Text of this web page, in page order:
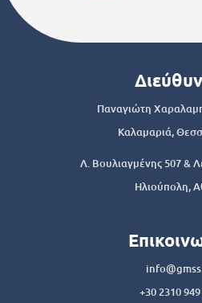
Παναγιώτη
Καλαμαριά,
Λ. Βουλιαγμένης 507 &
Ηλιούπολη,
+30 2310